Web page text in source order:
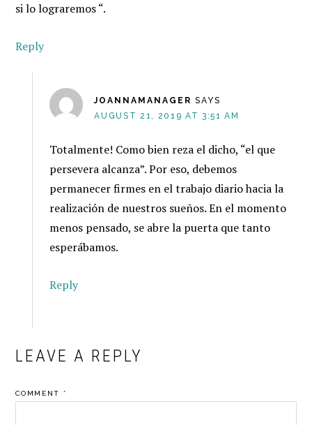
si lo lograremos “.
Reply
JOANNAMANAGER SAYS
AUGUST 21, 2019 AT 3:51 AM
Totalmente! Como bien reza el dicho, “el que
persevera alcanza”. Por eso, debemos
permanecer firmes en el trabajo diario hacia la
realización de nuestros sueños. En el momento
menos pensado, se abre la puerta que tanto
esperábamos.
Reply
LEAVE A REPLY
COMMENT *